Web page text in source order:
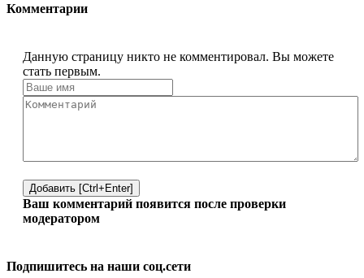
Комментарии
Данную страницу никто не комментировал. Вы можете
стать первым.
Добавить [Ctrl+Enter]
Ваш комментарий появится после проверки
модератором
Подпишитесь на наши соц.сети